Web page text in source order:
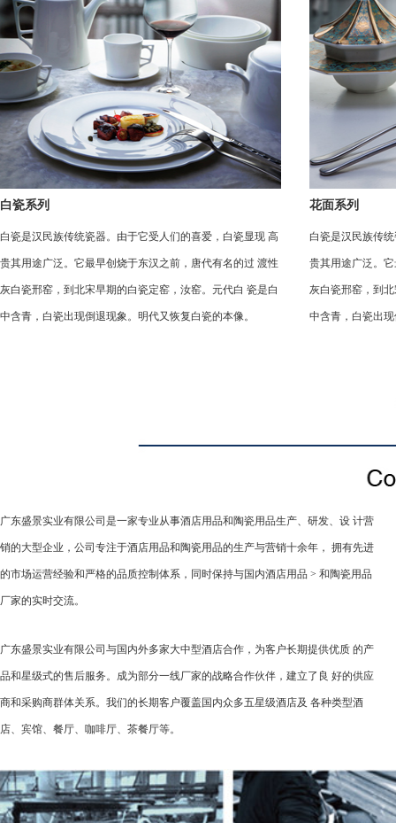
白瓷系列 花面系列
白瓷是汉民族传统瓷器。由于它受人们的喜爱，白瓷显现 高
贵其用途广泛。它最早创烧于东汉之前，唐代有名的过 渡性
灰白瓷邢窑，到北宋早期的白瓷定窑，汝窑。元代白 瓷是白
中含青，白瓷出现倒退现象。明代又恢复白瓷的本像。
白瓷是汉民族传
贵其用途广泛。
灰白瓷邢窑，到
中含青，白瓷出
广东盛景实业有限公司是一家专业从事酒店用品和陶瓷用品生产、研发、设 计营
销的大型企业，公司专注于酒店用品和陶瓷用品的生产与营销十余年， 拥有先进
的市场运营经验和严格的品质控制体系，同时保持与国内酒店用品 > 和陶瓷用品
厂家的实时交流。
广东盛景实业有限公司与国内外多家大中型酒店合作，为客户长期提供优质 的产
品和星级式的售后服务。成为部分一线厂家的战略合作伙伴，建立了良 好的供应
商和采购商群体关系。我们的长期客户覆盖国内众多五星级酒店及 各种类型酒
店、宾馆、餐厅、咖啡厅、茶餐厅等。